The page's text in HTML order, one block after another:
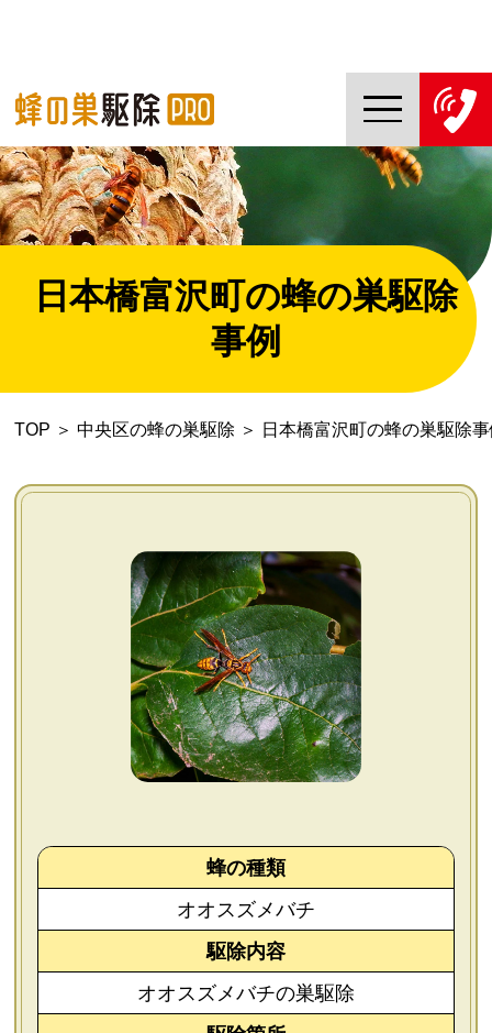
TOP
蜂の巣駆除PROについて
蜂の巣駆除ご依頼の流れ
対応エリア一覧
会社概要
お問い合わせ
個人情報保護方針
日本橋富沢町の蜂の巣駆除
事例
TOP ＞ 中央区の蜂の巣駆除 ＞ 日本橋富沢町の蜂の巣駆除
蜂の種類
オオスズメバチ
駆除内容
オオスズメバチの巣駆除